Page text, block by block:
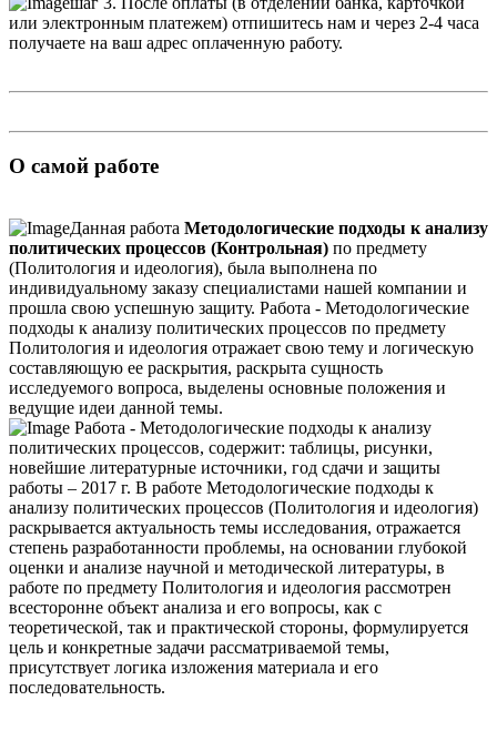
или электронным платежем) отпишитесь нам и через 2-4 часа
получаете на ваш адрес оплаченную работу.
О самой работе
Данная работа Методологические подходы к анализу
политических процессов (Контрольная) по предмету
(Политология и идеология), была выполнена по
индивидуальному заказу специалистами нашей компании и
прошла свою успешную защиту. Работа - Методологические
подходы к анализу политических процессов по предмету
Политология и идеология отражает свою тему и логическую
составляющую ее раскрытия, раскрыта сущность
исследуемого вопроса, выделены основные положения и
ведущие идеи данной темы.
Работа - Методологические подходы к анализу
политических процессов, содержит: таблицы, рисунки,
новейшие литературные источники, год сдачи и защиты
работы – 2017 г. В работе Методологические подходы к
анализу политических процессов (Политология и идеология)
раскрывается актуальность темы исследования, отражается
степень разработанности проблемы, на основании глубокой
оценки и анализе научной и методической литературы, в
работе по предмету Политология и идеология рассмотрен
всесторонне объект анализа и его вопросы, как с
теоретической, так и практической стороны, формулируется
цель и конкретные задачи рассматриваемой темы,
присутствует логика изложения материала и его
последовательность.